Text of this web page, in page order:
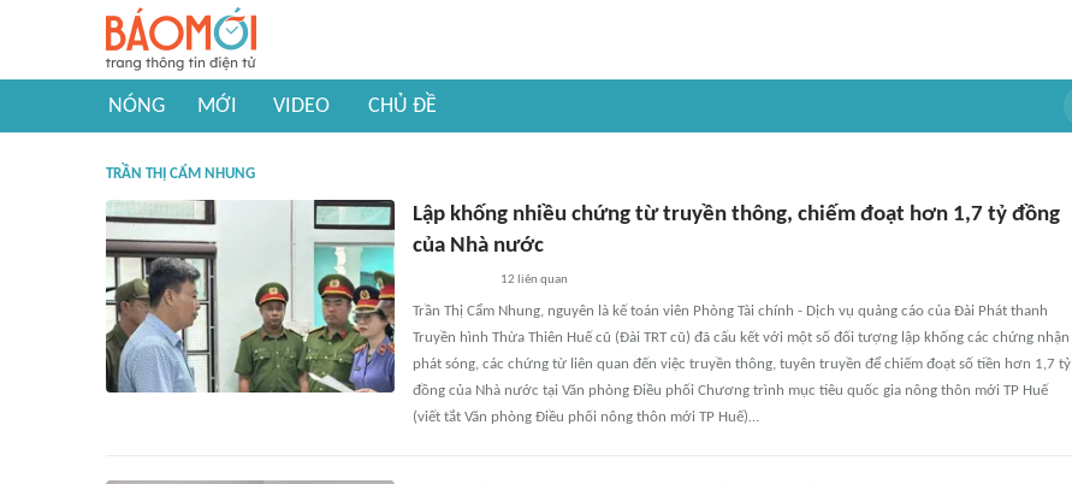
NÓNG MỚI VIDEO CHỦ ĐỀ
TRẦN THỊ CẨM NHUNG
Lập khống nhiều chứng từ truyền thông, chiếm đoạt hơn 1,7 tỷ đồng
của Nhà nước
12 liên quan
Trần Thị Cẩm Nhung, nguyên là kế toán viên Phòng Tài chính - Dịch vụ quảng cáo của Đài Phát thanh
Truyền hình Thừa Thiên Huế cũ (Đài TRT cũ) đã cấu kết với một số đối tượng lập khống các chứng nhận
phát sóng, các chứng từ liên quan đến việc truyền thông, tuyên truyền để chiếm đoạt số tiền hơn 1,7 tỷ
đồng của Nhà nước tại Văn phòng Điều phối Chương trình mục tiêu quốc gia nông thôn mới TP Huế
(viết tắt Văn phòng Điều phối nông thôn mới TP Huế)…